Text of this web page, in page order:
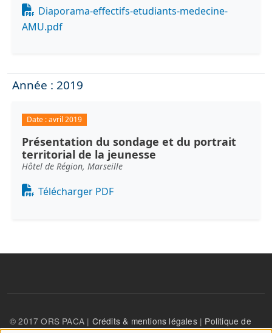
Document
Diaporama-effectifs-etudiants-medecine-
AMU.pdf
Année : 2019
Date :avril 2019
Présentation du sondage et du portrait
territorial de la jeunesse
Hôtel de Région, Marseille
Document
Télécharger PDF
© 2017 ORS PACA | Crédits & mentions légales| Politique de